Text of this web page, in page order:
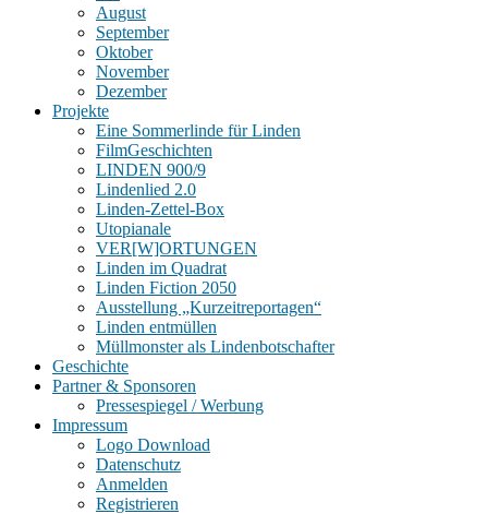
August
September
Oktober
November
Dezember
Projekte
Eine Sommerlinde für Linden
FilmGeschichten
LINDEN 900/9
Lindenlied 2.0
Linden-Zettel-Box
Utopianale
VER[W]ORTUNGEN
Linden im Quadrat
Linden Fiction 2050
Ausstellung „Kurzeitreportagen“
Linden entmüllen
Müllmonster als Lindenbotschafter
Geschichte
Partner & Sponsoren
Pressespiegel / Werbung
Impressum
Logo Download
Datenschutz
Anmelden
Registrieren